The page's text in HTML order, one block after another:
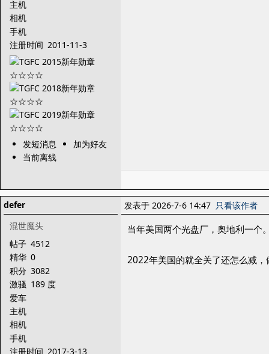
主机
相机
手机
注册时间 2011-11-3
发短消息
加为好友
当前离线
defer
混世魔头
帖子 4512
精华 0
积分 3082
激骚 189 度
爱车
主机
相机
手机
注册时间 2017-3-13
发表于 2026-7-6 14:47 只看该作者
当年美国两个光盘厂，奥地利一个
2022年美国的就全关了还怎么减，